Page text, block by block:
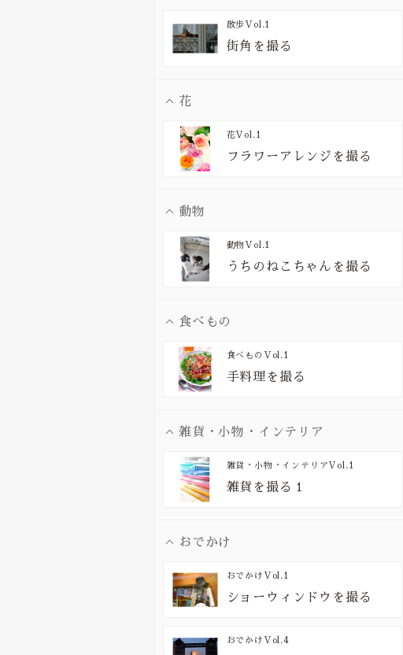
散歩 Vol.1
街角を撮る
花
花Vol.1
フラワーアレンジを撮る
動物
動物 Vol.1
うちのねこちゃんを撮る
食べもの
食べもの Vol.1
手料理を撮る
雑貨・小物・インテリア
雑貨・小物・インテリア Vol.1
雑貨を撮る１
おでかけ
おでかけ Vol.1
ショーウィンドウを撮る
おでかけ Vol.4